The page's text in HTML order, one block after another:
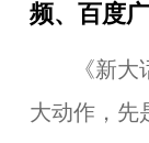
频、百度
《新大话
大动作，先